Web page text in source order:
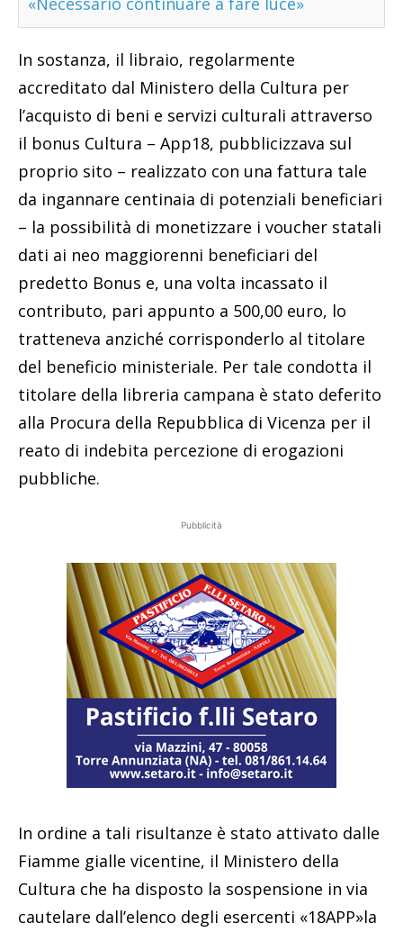
In sostanza, il libraio, regolarmente
accreditato dal Ministero della Cultura per
l’acquisto di beni e servizi culturali attraverso
il bonus Cultura – App18, pubblicizzava sul
proprio sito – realizzato con una fattura tale
da ingannare centinaia di potenziali beneficiari
– la possibilità di monetizzare i voucher statali
dati ai neo maggiorenni beneficiari del
predetto Bonus e, una volta incassato il
contributo, pari appunto a 500,00 euro, lo
tratteneva anziché corrisponderlo al titolare
del beneficio ministeriale. Per tale condotta il
titolare della libreria campana è stato deferito
alla Procura della Repubblica di Vicenza per il
reato di indebita percezione di erogazioni
pubbliche.
Pubblicità
In ordine a tali risultanze è stato attivato dalle
Fiamme gialle vicentine, il Ministero della
Cultura che ha disposto la sospensione in via
cautelare dall’elenco degli esercenti «18APP»la